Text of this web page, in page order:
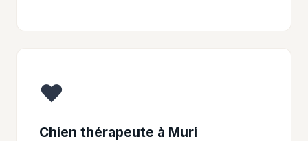
❤️
Chien thérapeute à Muri